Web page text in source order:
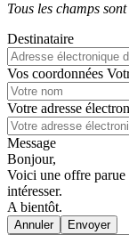
Tous les champs
Destinataire
Vos coordonnées
Votre adresse
Message
Bonjour,
Voici une offre parue
intéresser.
A bientôt.
Annuler